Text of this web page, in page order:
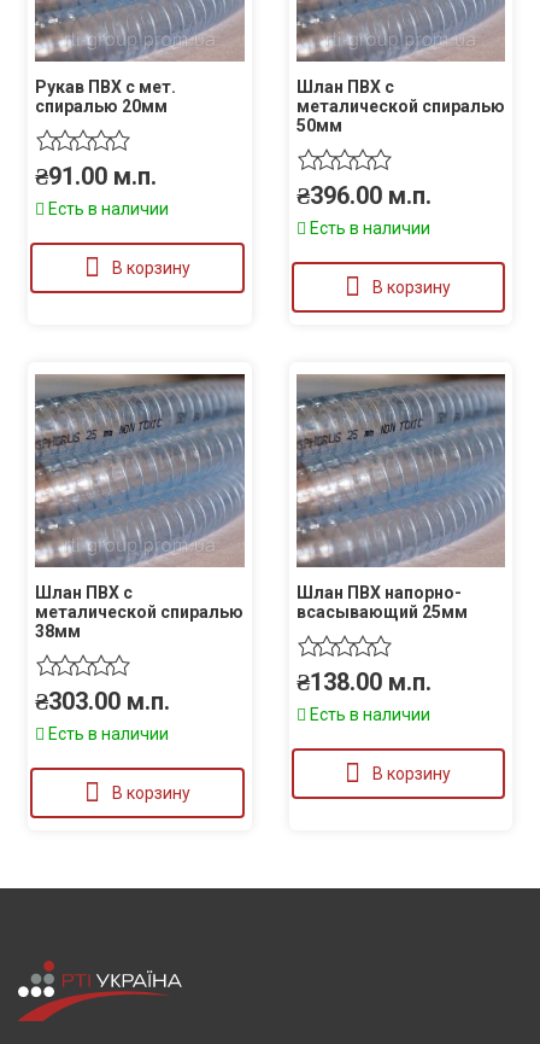
Рукав ПВХ с мет.
спиралью 20мм
₴91.00 м.п.
Есть в наличии
В корзину
Шлан ПВХ с
металической спиралью
50мм
₴396.00 м.п.
Есть в наличии
В корзину
Шлан ПВХ с
металической спиралью
38мм
₴303.00 м.п.
Есть в наличии
В корзину
Шлан ПВХ напорно-
всасывающий 25мм
₴138.00 м.п.
Есть в наличии
В корзину